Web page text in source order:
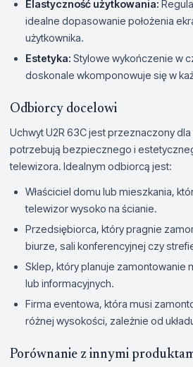
Elastyczność użytkowania:
idealne dopasowanie położenia
użytkownika.
Estetyka: Stylowe wykończenie w
doskonale wkomponowuje się w
Odbiorcy docelowi
Uchwyt U2R 63C jest przeznaczony
potrzebują bezpiecznego i
telewizora. Idealnym odbiorcą jest:
Właściciel domu lub mieszkania,
telewizor wysoko na ścianie.
Przedsiębiorca, który pragnie
biurze, sali konferencyjnej czy
Sklep, który planuje zamontowanie
lub informacyjnych.
Firma eventowa, która musi
różnej wysokości, zależnie od
Porównanie z innymi